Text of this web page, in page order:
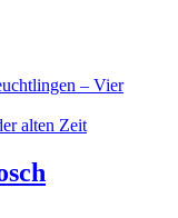
– Vier
alten Zeit